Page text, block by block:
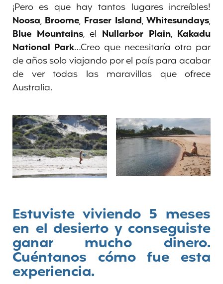
¡Pero es que hay tantos lugares increíbles!
Noosa, Broome, Fraser Island, Whitesundays,
Blue Mountains, el Nullarbor Plain, Kakadu
National Park…Creo que necesitaría otro par
de años solo viajando por el país para acabar
de ver todas las maravillas que ofrece
Australia.
Estuviste viviendo 5 meses
en el desierto y conseguiste
ganar mucho dinero.
Cuéntanos cómo fue esta
experiencia.